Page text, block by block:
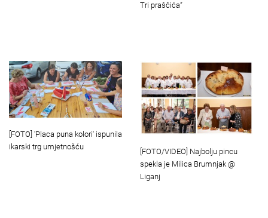
Tri praščića”
[FOTO] 'Placa puna kolori' ispunila
ikarski trg umjetnošću
[FOTO/VIDEO] Najbolju pincu
spekla je Milica Brumnjak @
Liganj